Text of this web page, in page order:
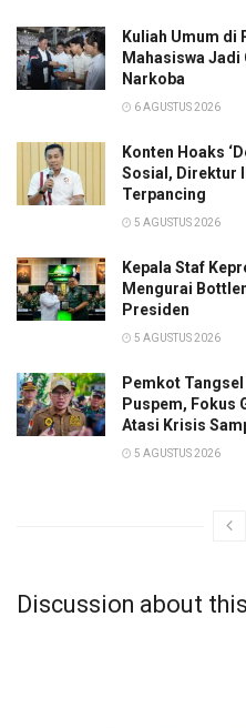
Kuliah Umum di
Mahasiswa Jadi
Narkoba
6 AGUSTUS 2026
Konten Hoaks
Sosial, Direktur
Terpancing
5 AGUSTUS 2026
Kepala Staf
Mengurai
Presiden
5 AGUSTUS 2026
Pemkot
Puspem, Fokus
Atasi Krisis
5 AGUSTUS 2026
Discussion about